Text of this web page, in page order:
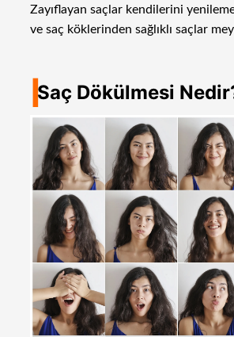
Zayıflayan saçlar kendilerini
ve saç köklerinden sağlıklı saçlar
ISaç Dökülmesi